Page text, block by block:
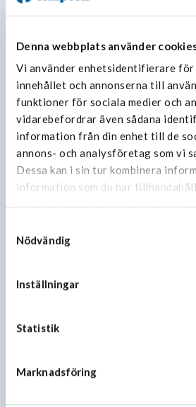
Denna webbplats använder
Vi använder enhetsidentifierare för
innehållet och annonserna till
funktioner för sociala medier och
vidarebefordrar även sådana
information från din enhet till de
annons- och analysföretag som vi
Dessa kan i sin tur kombinera
information som du har
Nödvändig
Inställningar
Statistik
Marknadsföring
+46 (0)42-38 86